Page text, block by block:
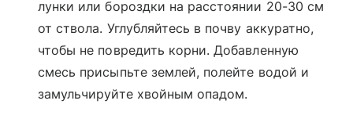
лунки или бороздки на расстоянии 20-30 см
от ствола. Углубляйтесь в почву аккуратно,
чтобы не повредить корни. Добавленную
смесь присыпьте землей, полейте водой и
замульчируйте хвойным опадом.